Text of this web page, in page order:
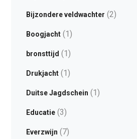
Bijzondere veldwachter (2)
Boogjacht(1)
bronsttijd (1)
Drukjacht(1)
Duitse Jagdschein (1)
Educatie(3)
Everzwijn (7)